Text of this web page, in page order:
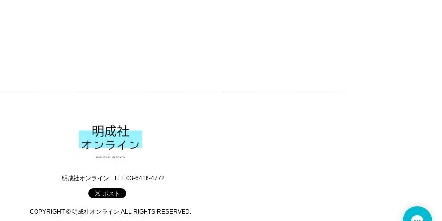
明成社オンライン TEL:03-6416-4772
COPYRIGHT © 明成社オンライン ALL RIGHTS RESERVED.